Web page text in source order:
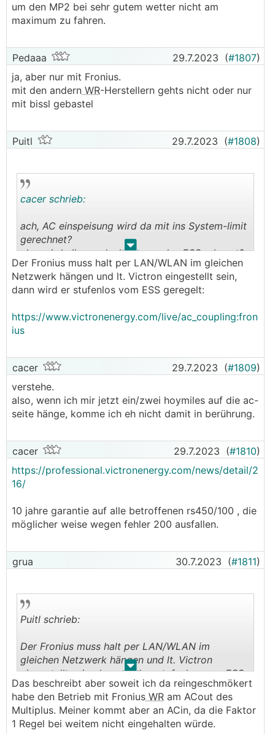
um den MP2 bei sehr gutem wetter nicht am
maximum zu fahren.
Pedaaa 29.7.2023 (#1807)
ja, aber nur mit Fronius.
mit den andern WR-Herstellern gehts nicht oder nur
mit bissl gebastel
Puitl 29.7.2023 (#1808)
. .
cacer schrieb:
ach, AC einspeisung wird da mit ins System-limit
gerechnet?
also wird alles gedeckelt, was das ESS erkennt?
ich hab ja nur DC im ESS und nutze die
begrenzung, um den MP2 bei sehr gutem wetter
Der Fronius muss halt per LAN/WLAN im gleichen
Netzwerk hängen und lt. Victron eingestellt sein,
dann wird er stufenlos vom ESS geregelt:
https://www.victronenergy.com/live/ac_coupling:fron
ius
cacer 29.7.2023 (#1809)
verstehe.
also, wenn ich mir jetzt ein/zwei hoymiles auf die ac-
seite hänge, komme ich eh nicht damit in berührung.
cacer 29.7.2023 (#1810)
https://professional.victronenergy.com/news/detail/2
16/
10 jahre garantie auf alle betroffenen rs450/100 , die
möglicher weise wegen fehler 200 ausfallen.
grua 30.7.2023 (#1811)
. .
Puitl schrieb:
Der Fronius muss halt per LAN/WLAN im
gleichen Netzwerk hängen und lt. Victron
eingestellt sein, dann wird er stufenlos vom ESS
geregelt:
https://www.victronenergy.com/live/ac_coupling:
fronius
Das beschreibt aber soweit ich da reingeschmökert
habe den Betrieb mit Fronius WR am ACout des
Multiplus. Meiner kommt aber an ACin, da die Faktor
1 Regel bei weitem nicht eingehalten würde.